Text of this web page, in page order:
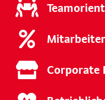
Corporate